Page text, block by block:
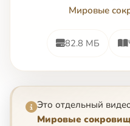
Мировые
82.8 МБ
Это отдельный
Мировые